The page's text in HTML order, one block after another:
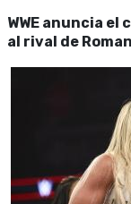
WWE anuncia
al rival de